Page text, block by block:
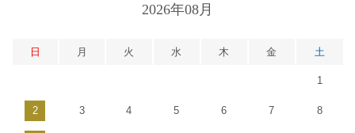
2026年08月
日 月 火 水 木 金 土
1
2 3 4 5 6 7 8